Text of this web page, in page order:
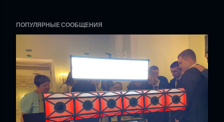
ПОПУЛЯРНЫЕ СООБЩЕНИЯ